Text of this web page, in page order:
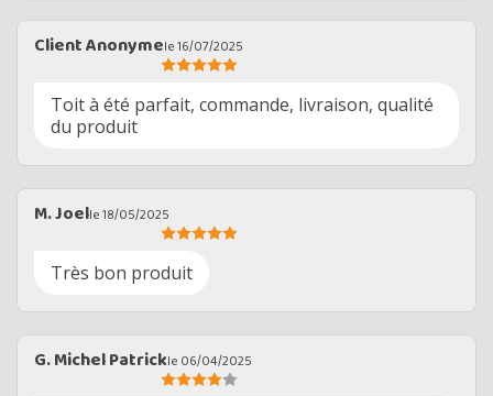
Client Anonymele 16/07/2025
Toit à été parfait, commande, livraison, qualité
du produit
M. Joelle 18/05/2025
Très bon produit
G. Michel Patrickle 06/04/2025